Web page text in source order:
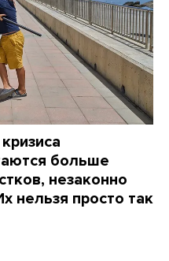
больше
незаконно
нельзя просто так